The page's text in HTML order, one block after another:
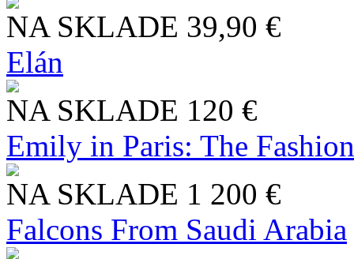
NA SKLADE 39,90 €
Elán
NA SKLADE 120 €
Emily in Paris: The
NA SKLADE 1 200 €
Falcons From Saudi Arabia